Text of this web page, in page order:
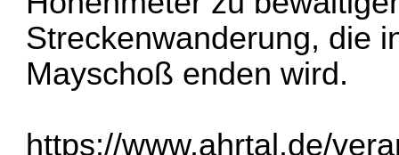
Streckenwanderung, die
Mayschoß enden wird.
https://www.ahrtal.de/